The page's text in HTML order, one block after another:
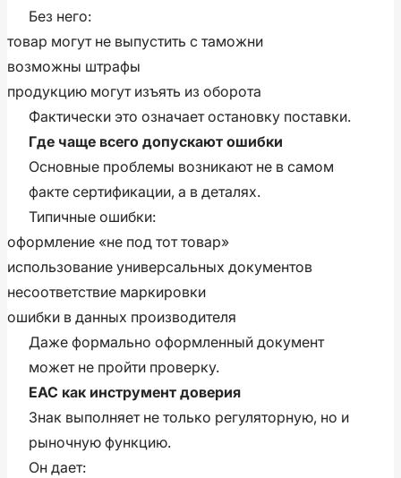
Без него:
товар могут не выпустить с таможни
возможны штрафы
продукцию могут изъять из оборота
Фактически это означает остановку поставки.
Где чаще всего допускают ошибки
Основные проблемы возникают не в самом
факте сертификации, а в деталях.
Типичные ошибки:
оформление «не под тот товар»
использование универсальных документов
несоответствие маркировки
ошибки в данных производителя
Даже формально оформленный документ
может не пройти проверку.
ЕАС как инструмент доверия
Знак выполняет не только регуляторную, но и
рыночную функцию.
Он дает: